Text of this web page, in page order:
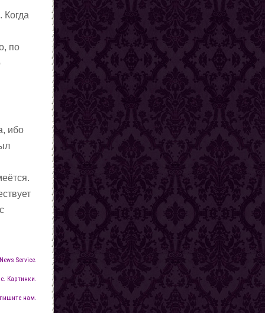
Когда
по
ибо
Service.
Картинки.
нам.